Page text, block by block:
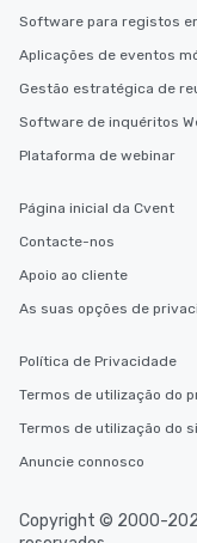
Software para registos
Aplicações de eventos
Gestão estratégica de
Software de inquéritos
Plataforma de webinar
Página inicial da Cvent
Contacte-nos
Apoio ao cliente
As suas opções de
Política de Privacidade
Termos de utilização do
Termos de utilização do
Anuncie connosco
Copyright © 2000-